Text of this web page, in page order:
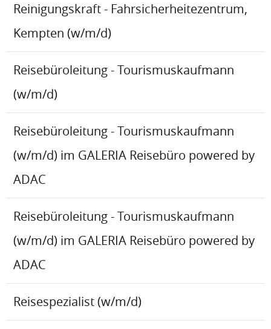
Reinigungskraft - Fahrsicherheitezentrum,
Kempten (w/m/d)
Reisebüroleitung - Tourismuskaufmann
(w/m/d)
Reisebüroleitung - Tourismuskaufmann
(w/m/d) im GALERIA Reisebüro powered by
ADAC
Reisebüroleitung - Tourismuskaufmann
(w/m/d) im GALERIA Reisebüro powered by
ADAC
Reisespezialist (w/m/d)